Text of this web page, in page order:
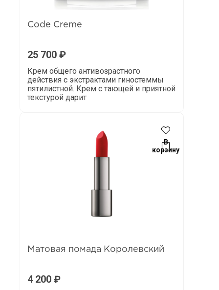
Code Сreme
25 700 ₽
Крем общего антивозрастного
действия с экстрактами гиностеммы
пятилистной. Крем с тающей и приятной
текстурой дарит
В
корзину
Матовая помада Королевский
4 200 ₽